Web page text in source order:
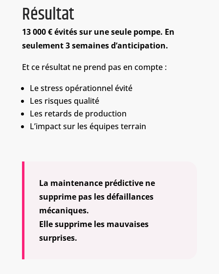
Résultat
13 000 € évités sur une seule pompe. En
seulement 3 semaines d’anticipation.
Et ce résultat ne prend pas en compte :
Le stress opérationnel évité
Les risques qualité
Les retards de production
L’impact sur les équipes terrain
La maintenance prédictive ne
supprime pas les défaillances
mécaniques.
Elle supprime les mauvaises
surprises.